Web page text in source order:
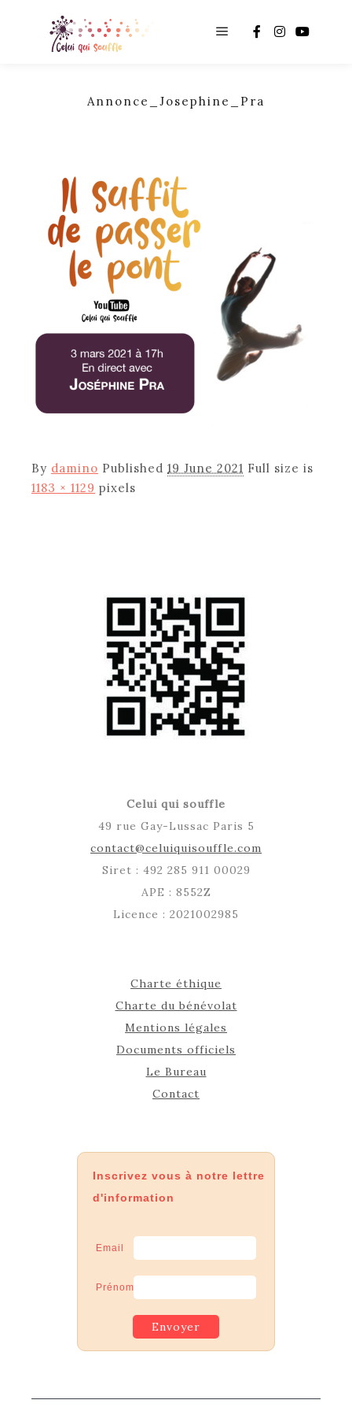
Annonce_Josephine_Pra
By damino Published 19 June 2021 Full size is
1183 × 1129 pixels
Celui qui souffle
49 rue Gay-Lussac Paris 5
contact@celuiquisouffle.com
Siret : 492 285 911 00029
APE : 8552Z
Licence : 2021002985
Charte éthique
Charte du bénévolat
Mentions légales
Documents officiels
Le Bureau
Contact
Inscrivez vous à notre lettre
d'information
Email
Prénom